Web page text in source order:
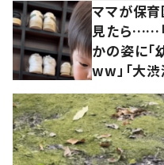
ママが保
見たら……「
かの姿に
ww」「大